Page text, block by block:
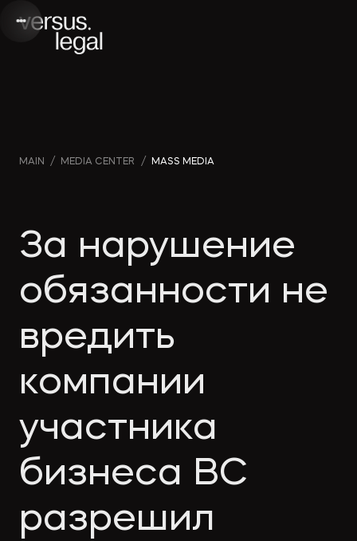
Интеллектуальная
Архитектура
и проектирование
право
Webinars
Company
news
publications
Useful
materials
Articles
MAIN / MEDIA CENTER / MASS MEDIA
За нарушение
обязанности не
вредить
компании
участника
бизнеса ВС
разрешил